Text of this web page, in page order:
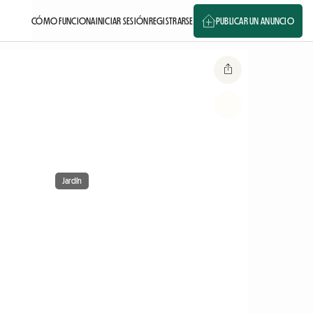
CÓMO FUNCIONAINICIAR SESIÓNREGISTRARSE PUBLICAR UN ANUNCIO
Jardín